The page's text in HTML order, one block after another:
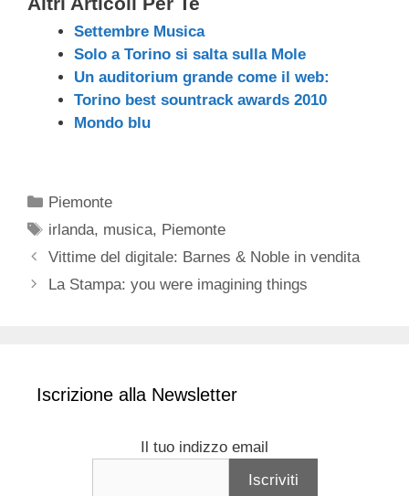
Settembre Musica
Solo a Torino si salta sulla Mole
Un auditorium grande come il web:
Torino best sountrack awards 2010
Mondo blu
Categorie
Piemonte
Tag
irlanda, musica, Piemonte
Vittime del digitale: Barnes & Noble in vendita
La Stampa: you were imagining things
Iscrizione alla Newsletter
Il tuo indizzo email